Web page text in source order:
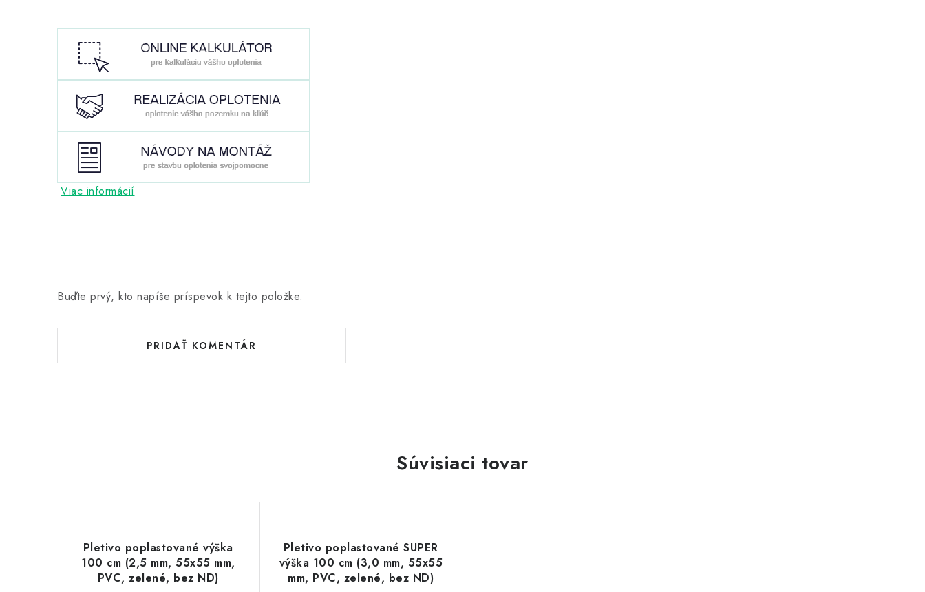
Viac informácií
Buďte prvý, kto napíše príspevok k tejto položke.
PRIDAŤ KOMENTÁR
Súvisiaci tovar
Pletivo poplastované výška
100 cm (2,5 mm, 55x55 mm,
PVC, zelené, bez ND)
Pletivo poplastované SUPER
výška 100 cm (3,0 mm, 55x55
mm, PVC, zelené, bez ND)